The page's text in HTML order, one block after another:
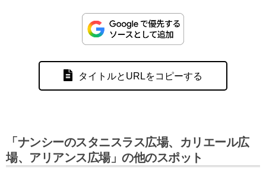
タイトルとURLをコピーする
「ナンシーのスタニスラス広場、カリエール広
場、アリアンス広場」の他のスポット